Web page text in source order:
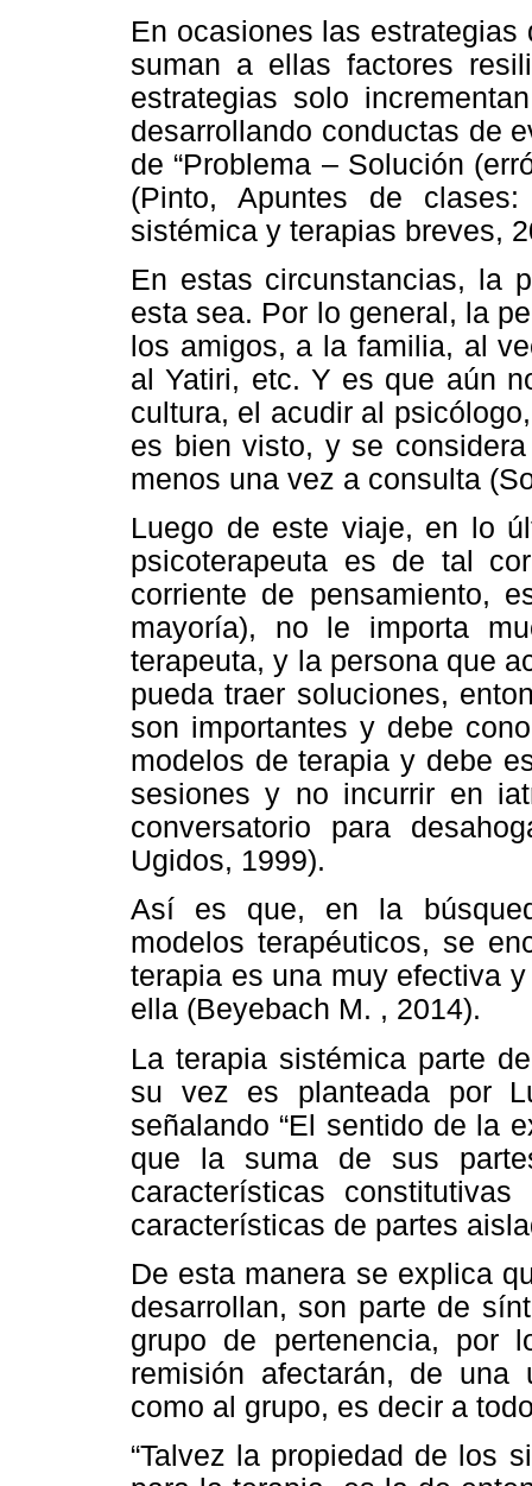
En ocasiones las
suman a ellas factores
estrategias solo
desarrollando conductas de
de “Problema – Solución
(Pinto, Apuntes de
sistémica y terapias breves,
En estas circunstancias, la
esta sea. Por lo general, la
los amigos, a la familia, al
al Yatiri, etc. Y es que aún
cultura, el acudir al
es bien visto, y se
menos una vez a consulta
Luego de este viaje, en lo
psicoterapeuta es de tal
corriente de pensamiento,
mayoría), no le importa
terapeuta, y la persona que
pueda traer soluciones,
son importantes y debe
modelos de terapia y debe
sesiones y no incurrir en
conversatorio para
Ugidos, 1999).
Así es que, en la
modelos terapéuticos, se
terapia es una muy efectiva
ella (Beyebach M. , 2014).
La terapia sistémica parte
su vez es planteada por
señalando “El sentido de la
que la suma de sus
características
características de partes
De esta manera se explica
desarrollan, son parte de
grupo de pertenencia, por
remisión afectarán, de
como al grupo, es decir a
“Talvez la propiedad de los